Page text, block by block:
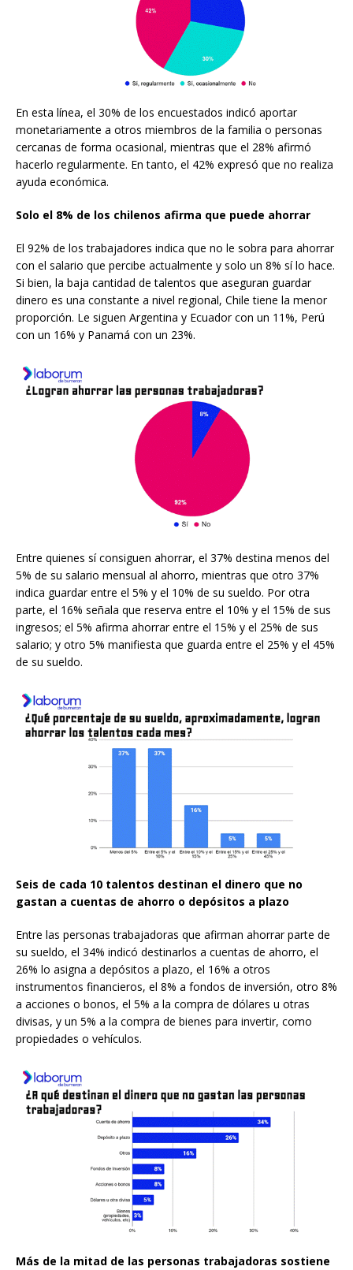
En esta línea, el 30% de los encuestados indicó aportar
monetariamente a otros miembros de la familia o personas
cercanas de forma ocasional, mientras que el 28% afirmó
hacerlo regularmente. En tanto, el 42% expresó que no realiza
ayuda económica.
Solo el 8% de los chilenos afirma que puede ahorrar
El 92% de los trabajadores indica que no le sobra para ahorrar
con el salario que percibe actualmente y solo un 8% sí lo hace.
Si bien, la baja cantidad de talentos que aseguran guardar
dinero es una constante a nivel regional, Chile tiene la menor
proporción. Le siguen Argentina y Ecuador con un 11%, Perú
con un 16% y Panamá con un 23%.
Entre quienes sí consiguen ahorrar, el 37% destina menos del
5% de su salario mensual al ahorro, mientras que otro 37%
indica guardar entre el 5% y el 10% de su sueldo. Por otra
parte, el 16% señala que reserva entre el 10% y el 15% de sus
ingresos; el 5% afirma ahorrar entre el 15% y el 25% de sus
salario; y otro 5% manifiesta que guarda entre el 25% y el 45%
de su sueldo.
Seis de cada 10 talentos destinan el dinero que no
gastan a cuentas de ahorro o depósitos a plazo
Entre las personas trabajadoras que afirman ahorrar parte de
su sueldo, el 34% indicó destinarlos a cuentas de ahorro, el
26% lo asigna a depósitos a plazo, el 16% a otros
instrumentos financieros, el 8% a fondos de inversión, otro 8%
a acciones o bonos, el 5% a la compra de dólares u otras
divisas, y un 5% a la compra de bienes para invertir, como
propiedades o vehículos.
Más de la mitad de las personas trabajadoras sostiene